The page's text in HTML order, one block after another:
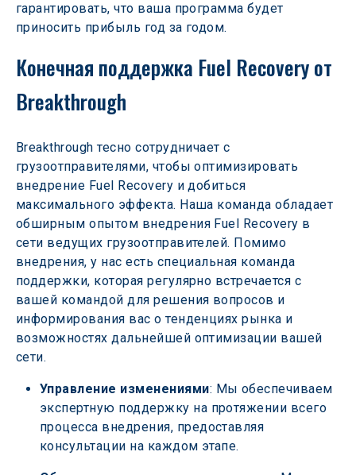
гарантировать, что ваша программа будет
приносить прибыль год за годом.
Конечная поддержка Fuel Recovery от
Breakthrough
Breakthrough тесно сотрудничает с
грузоотправителями, чтобы оптимизировать
внедрение Fuel Recovery и добиться
максимального эффекта. Наша команда обладает
обширным опытом внедрения Fuel Recovery в
сети ведущих грузоотправителей. Помимо
внедрения, у нас есть специальная команда
поддержки, которая регулярно встречается с
вашей командой для решения вопросов и
информирования вас о тенденциях рынка и
возможностях дальнейшей оптимизации вашей
сети.
Управление изменениями: Мы обеспечиваем
экспертную поддержку на протяжении всего
процесса внедрения, предоставляя
консультации на каждом этапе.